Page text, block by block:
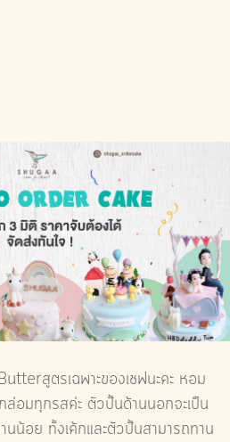
สูตรเฉพาะของเชฟนะคะ หอม
ล่อมทุกรสค่ะ ตัวปั้นด้านนอกจะเป็น
น้อย ทั้งเค้กและตัวปั้นสามารถทาน